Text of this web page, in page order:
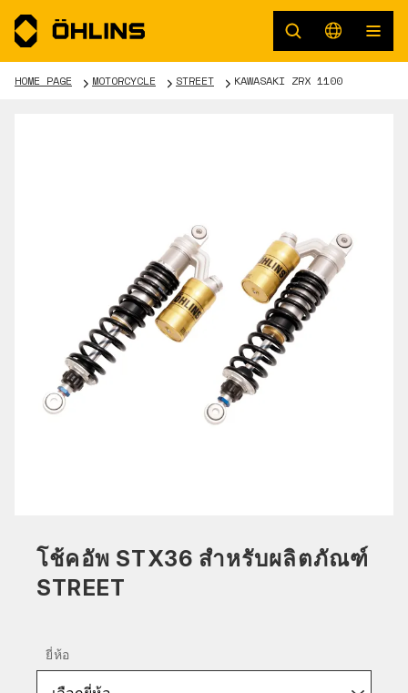
HOME PAGE MOTORCYCLE STREET KAWASAKI ZRX 1100
โช้คอัพ STX36 สำหรับผลิตภัณฑ์
STREET
ยี่ห้อ